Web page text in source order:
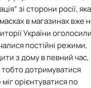
зі сторони росії, яка
в магазинах вже
України
постійні режими,
з дому в певний час,
дотримуватися
орієнтуватися по